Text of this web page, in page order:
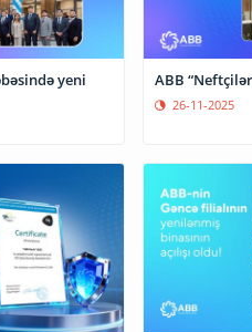
yeni
ABB
26-11-2025